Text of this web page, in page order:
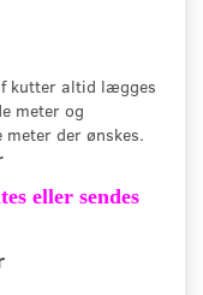
kutter altid lægges
meter og
der ønskes.
eller sendes